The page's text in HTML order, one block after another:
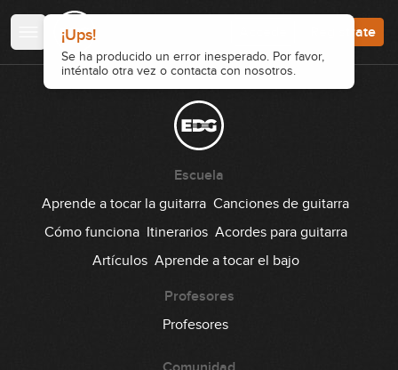
¡Ups!
Se ha producido un error inesperado. Por favor,
inténtalo otra vez o contacta con nosotros.
Regístrate
Escuela
Aprende a tocar la guitarra Canciones de guitarra
Cómo funciona Itinerarios Acordes para guitarra
Artículos Aprende a tocar el bajo
Profesores
Profesores